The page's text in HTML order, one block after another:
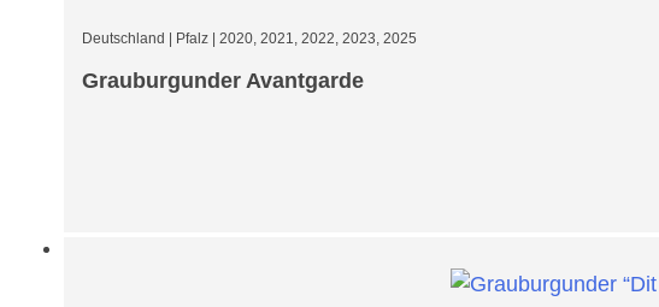
Deutschland Pfalz| 2020, 2021, 2022, 2023, 2025
Grauburgunder Avantgarde